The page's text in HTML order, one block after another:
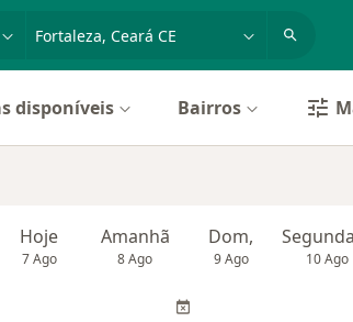
cidade ou região
disponíveis Bairros
Hoje
7 Ago
Amanhã
8 Ago
Dom,
9 Ago 10 Ago